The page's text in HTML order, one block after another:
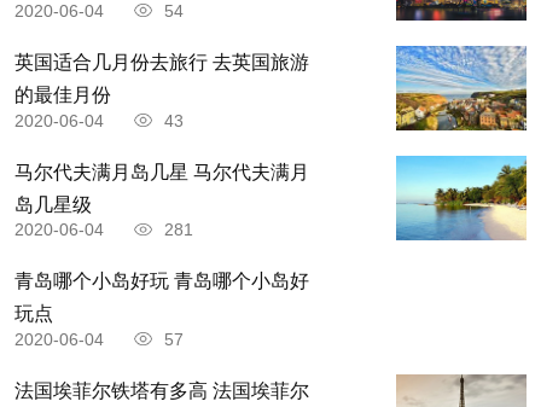
2020-06-04 54
英国适合几月份去旅行 去英国旅游
的最佳月份
2020-06-04 43
马尔代夫满月岛几星 马尔代夫满月
岛几星级
2020-06-04 281
青岛哪个小岛好玩 青岛哪个小岛好
玩点
2020-06-04 57
法国埃菲尔铁塔有多高 法国埃菲尔